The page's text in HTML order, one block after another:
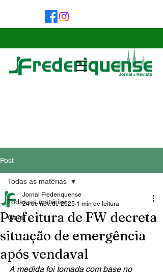
Post
Todas as matérias
Geral
Todas as matérias
Prefeitura de FW decreta
situação de emergência
após vendaval
Jornal Frederiquense
24 de nov. de 2025 1 min de leitura
A medida foi tomada com base no